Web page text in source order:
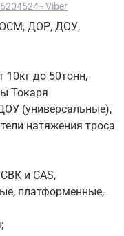
- Viber
ДОР, ДОУ,
до 50тонн,
Токаря
(универсальные),
натяжения троса
и CAS,
платформенные,